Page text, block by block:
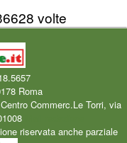
volte
Roma
Commerc.Le Torri, via
riservata anche parziale